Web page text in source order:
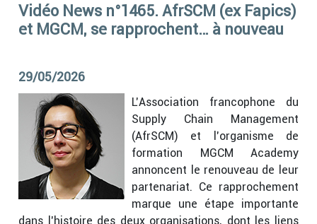
Vidéo News n°1465. AfrSCM (ex Fapics)
et MGCM, se rapprochent… à nouveau
29/05/2026
L’Association francophone du
Supply Chain Management
(AfrSCM) et l’organisme de
formation MGCM Academy
annoncent le renouveau de leur
partenariat. Ce rapprochement
marque une étape importante
dans l’histoire des deux organisations, dont les liens